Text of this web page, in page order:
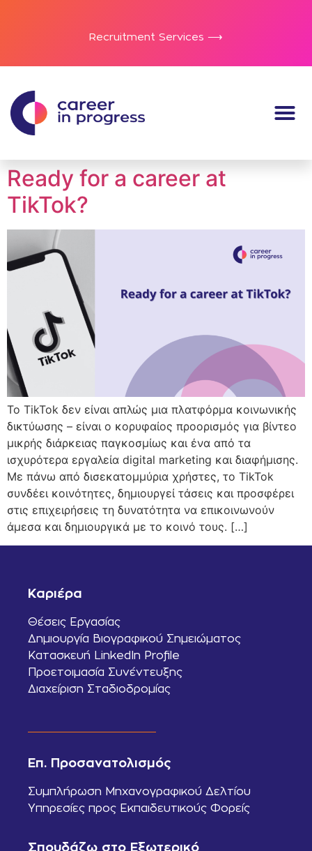
Recruitment Services ⟶
Ready for a career at
TikTok?
Το TikTok δεν είναι απλώς μια πλατφόρμα κοινωνικής
δικτύωσης – είναι ο κορυφαίος προορισμός για βίντεο
μικρής διάρκειας παγκοσμίως και ένα από τα
ισχυρότερα εργαλεία digital marketing και διαφήμισης.
Με πάνω από δισεκατομμύρια χρήστες, το TikTok
συνδέει κοινότητες, δημιουργεί τάσεις και προσφέρει
στις επιχειρήσεις τη δυνατότητα να επικοινωνούν
άμεσα και δημιουργικά με το κοινό τους. […]
Καριέρα
Θέσεις Εργασίας
Δημιουργία Βιογραφικού Σημειώματος
Κατασκευή LinkedIn Profile
Προετοιμασία Συνέντευξης
Διαχείριση Σταδιοδρομίας
Επ. Προσανατολισμός
Συμπλήρωση Μηχανογραφικού Δελτίου
Υπηρεσίες προς Εκπαιδευτικούς Φορείς
Σπουδάζω στο Εξωτερικό